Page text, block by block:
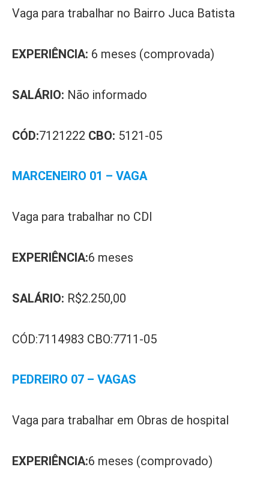
Vaga para trabalhar no Bairro Juca Batista
EXPERIÊNCIA: 6 meses (comprovada)
SALÁRIO: Não informado
CÓD:7121222 CBO: 5121-05
MARCENEIRO 01 – VAGA
Vaga para trabalhar no CDI
EXPERIÊNCIA:6 meses
SALÁRIO: R$2.250,00
CÓD:7114983 CBO:7711-05
PEDREIRO 07 – VAGAS
Vaga para trabalhar em Obras de hospital
EXPERIÊNCIA:6 meses (comprovado)